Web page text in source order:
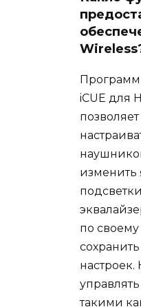
iCUE для
изменить
по своему
настроек.
такими